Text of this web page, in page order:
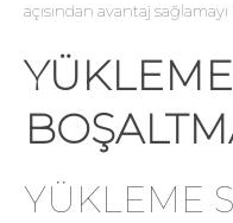
açısından avantaj sağlamayı
YÜKLEME